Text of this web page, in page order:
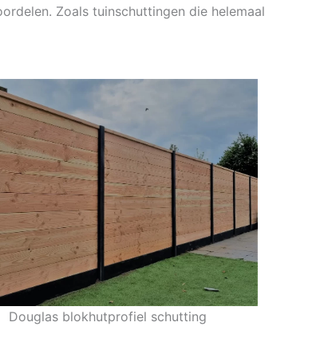
Zoals tuinschuttingen die helemaal
Douglas blokhutprofiel schutting